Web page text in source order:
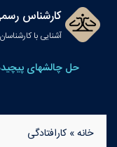
کارشناس
آشنایی با
حل چالشهای
خانه» کارافتادگی